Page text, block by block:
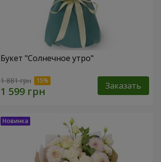
Букет "Солнечное утро"
1 881 грн Заказать